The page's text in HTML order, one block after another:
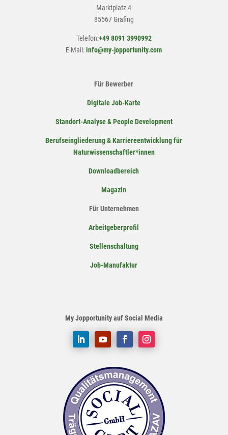
Marktplatz 4
85567 Grafing
Telefon:+49 8091 3990992
E-Mail:info@my-jopportunity.com
Für Bewerber
Digitale Job-Karte
Standort-Analyse & People Development
Berufseingliederung & Karriereentwicklung für
Naturwissenschaftler*innen
Downloadbereich
Magazin
Für Unternehmen
Arbeitgeberprofil
Stellenschaltung
Job-Manufaktur
My Jopportunity auf Social Media